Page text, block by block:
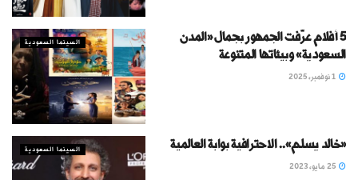
السينما السعودية
5 أفلام عرّفت الجمهور بجمال «المدن
السعودية» وبيئاتها المتنوعة
السينما السعودية «خالد يسلم».. الاحترافية بوابة العالمية